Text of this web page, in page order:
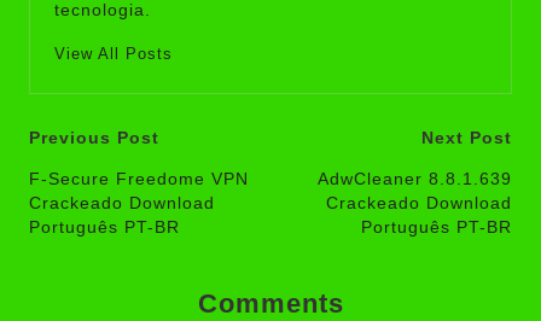
tecnologia.
View All Posts
Post
navigation
Previous Post
F-Secure Freedome VPN
Crackeado Download
Português PT-BR
Next Post
AdwCleaner 8.8.1.639
Crackeado Download
Português PT-BR
Comments